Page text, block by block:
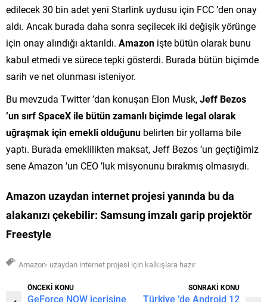
edilecek 30 bin adet yeni Starlink uydusu için FCC ’den onay
aldı. Ancak burada daha sonra seçilecek iki değişik yörünge
için onay alındığı aktarıldı. Amazon işte bütün olarak bunu
kabul etmedi ve sürece tepki gösterdi. Burada bütün biçimde
sarih ve net olunması isteniyor.
Bu mevzuda Twitter ’dan konuşan Elon Musk,Jeff Bezos
’un sırf SpaceX ile bütün zamanlı biçimde legal olarak
uğraşmak için emekli olduğunu belirten bir yollama bile
yaptı. Burada emeklilikten maksat, Jeff Bezos ’un geçtiğimiz
sene Amazon ’un CEO ’luk misyonunu bırakmış olmasıydı.
Amazon uzaydan internet projesi yanında bu da
alakanızı çekebilir: Samsung imzalı garip projektör
Freestyle
Amazon, uzaydan internet projesi için kalkışlara hazır
ÖNCEKİ KONU
GeForce NOW içerisine
SONRAKİ KONU
Türkiye ’de Android 12